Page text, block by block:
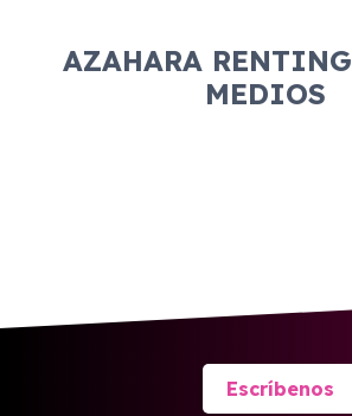
AZAHARA
MEDIOS
Escríbenos